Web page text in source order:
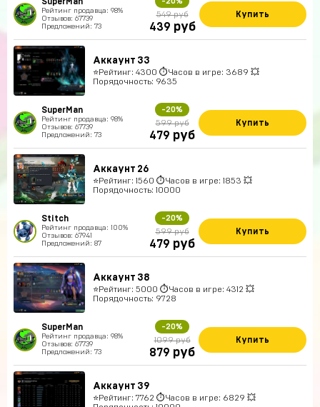
Рейтинг продавца: 98%
Отзывов: 67739
Предложений: 73
549 руб
439 руб
Купить
Аккаунт 33
⭐️Рейтинг: 4300 ⏱Часов в игре: 3689 💥
Порядочность: 9635
SuperMan
Рейтинг продавца: 98%
Отзывов: 67739
Предложений: 73
-20%
599 руб
479 руб
Купить
Аккаунт 26
⭐️Рейтинг: 1560 ⏱Часов в игре: 1853 💥
Порядочность: 10000
Stitch
Рейтинг продавца: 100%
Отзывов: 67941
Предложений: 87
-20%
599 руб
479 руб
Купить
Аккаунт 38
⭐️Рейтинг: 5000 ⏱Часов в игре: 4312 💥
Порядочность: 9728
SuperMan
Рейтинг продавца: 98%
Отзывов: 67739
Предложений: 73
-20%
1099 руб
879 руб
Купить
Аккаунт 39
⭐️Рейтинг: 7762 ⏱Часов в игре: 6829 💥